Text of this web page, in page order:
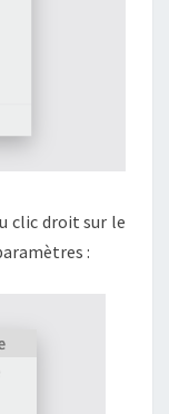
clic droit sur le
: